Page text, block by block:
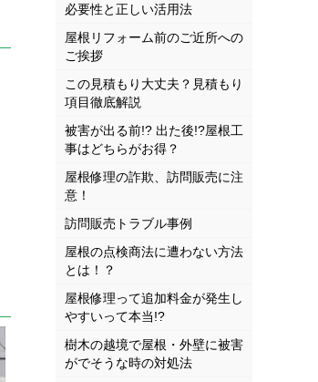
必要性と正しい活用法
屋根リフォーム前のご近所への
ご挨拶
この見積もり大丈夫？見積もり
項目徹底解説
被害が出る前!? 出た後!?屋根工
事はどちらがお得？
屋根修理の詐欺、訪問販売に注
意！
訪問販売トラブル事例
屋根の点検商法に遭わない方法
とは！？
屋根修理って追加料金が発生し
やすいって本当!?
樹木の越境で屋根・外壁に被害
がでそうな時の対処法